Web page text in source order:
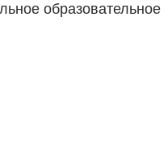
образовательное